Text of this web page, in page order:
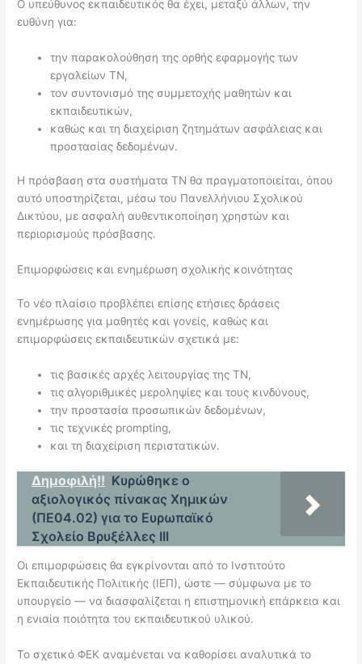
Ο υπεύθυνος εκπαιδευτικός θα έχει, μεταξύ άλλων, την
ευθύνη για:
την παρακολούθηση της ορθής εφαρμογής των
εργαλείων ΤΝ,
τον συντονισμό της συμμετοχής μαθητών και
εκπαιδευτικών,
καθώς και τη διαχείριση ζητημάτων ασφάλειας και
προστασίας δεδομένων.
Η πρόσβαση στα συστήματα ΤΝ θα πραγματοποιείται, όπου
αυτό υποστηρίζεται, μέσω του Πανελλήνιου Σχολικού
Δικτύου, με ασφαλή αυθεντικοποίηση χρηστών και
περιορισμούς πρόσβασης.
Επιμορφώσεις και ενημέρωση σχολικής κοινότητας
Το νέο πλαίσιο προβλέπει επίσης ετήσιες δράσεις
ενημέρωσης για μαθητές και γονείς, καθώς και
επιμορφώσεις εκπαιδευτικών σχετικά με:
τις βασικές αρχές λειτουργίας της ΤΝ,
τις αλγοριθμικές μεροληψίες και τους κινδύνους,
την προστασία προσωπικών δεδομένων,
τις τεχνικές prompting,
και τη διαχείριση περιστατικών.
Δημοφιλή!! Κυρώθηκε ο
αξιολογικός πίνακας Χημικών
(ΠΕ04.02) για το Ευρωπαϊκό
Σχολείο Βρυξέλλες ΙΙΙ
Οι επιμορφώσεις θα εγκρίνονται από το Ινστιτούτο
Εκπαιδευτικής Πολιτικής (ΙΕΠ), ώστε — σύμφωνα με το
υπουργείο — να διασφαλίζεται η επιστημονική επάρκεια και
η ενιαία ποιότητα του εκπαιδευτικού υλικού.
Το σχετικό ΦΕΚ αναμένεται να καθορίσει αναλυτικά το